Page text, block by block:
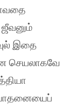
ஜீவனும்
இதை
செயலாகவே